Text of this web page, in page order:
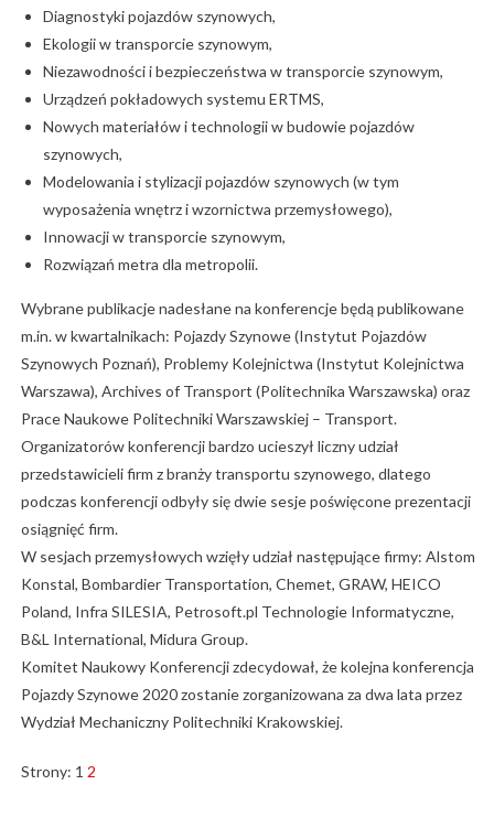
Diagnostyki pojazdów szynowych,
Ekologii w transporcie szynowym,
Niezawodności i bezpieczeństwa w transporcie szynowym,
Urządzeń pokładowych systemu ERTMS,
Nowych materiałów i technologii w budowie pojazdów
szynowych,
Modelowania i stylizacji pojazdów szynowych (w tym
wyposażenia wnętrz i wzornictwa przemysłowego),
Innowacji w transporcie szynowym,
Rozwiązań metra dla metropolii.
Wybrane publikacje nadesłane na konferencje będą publikowane
m.in. w kwartalnikach: Pojazdy Szynowe (Instytut Pojazdów
Szynowych Poznań), Problemy Kolejnictwa (Instytut Kolejnictwa
Warszawa), Archives of Transport (Politechnika Warszawska) oraz
Prace Naukowe Politechniki Warszawskiej – Transport.
Organizatorów konferencji bardzo ucieszył liczny udział
przedstawicieli firm z branży transportu szynowego, dlatego
podczas konferencji odbyły się dwie sesje poświęcone prezentacji
osiągnięć firm.
W sesjach przemysłowych wzięły udział następujące firmy: Alstom
Konstal, Bombardier Transportation, Chemet, GRAW, HEICO
Poland, Infra SILESIA, Petrosoft.pl Technologie Informatyczne,
B&L International, Midura Group.
Komitet Naukowy Konferencji zdecydował, że kolejna konferencja
Pojazdy Szynowe 2020 zostanie zorganizowana za dwa lata przez
Wydział Mechaniczny Politechniki Krakowskiej.
Strony: 1 2